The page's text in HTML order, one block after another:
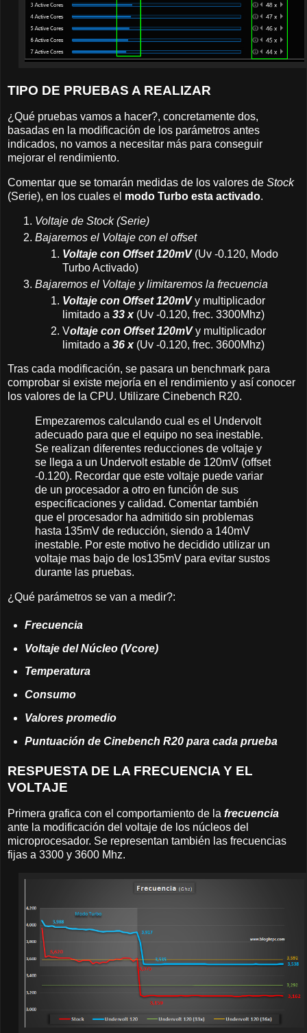
TIPO DE PRUEBAS A REALIZAR
¿Qué pruebas vamos a hacer?, concretamente dos,
basadas en la modificación de los parámetros antes
indicados, no vamos a necesitar más para conseguir
mejorar el rendimiento.
Comentar que se tomarán medidas de los valores de Stock
(Serie), en los cuales el modo Turbo esta activado.
Voltaje de Stock (Serie)
Bajaremos el Voltaje con el offset
Voltaje con Offset 120mV(Uv -0.120, Modo
Turbo Activado)
Bajaremos el Voltaje y limitaremos la frecuencia
Voltaje con Offset 120mVy multiplicador
limitado a 33 x(Uv -0.120, frec. 3300Mhz)
Voltaje con Offset 120mVy multiplicador
limitado a 36 x(Uv -0.120, frec. 3600Mhz)
Tras cada modificación, se pasara un benchmark para
comprobar si existe mejoría en el rendimiento y así conocer
los valores de la CPU. Utilizare Cinebench R20.
Empezaremos calculando cual es el Undervolt
adecuado para que el equipo no sea inestable.
Se realizan diferentes reducciones de voltaje y
se llega a un Undervolt estable de 120mV (offset
-0.120). Recordar que este voltaje puede variar
de un procesador a otro en función de sus
especificaciones y calidad. Comentar también
que el procesador ha admitido sin problemas
hasta 135mV de reducción, siendo a 140mV
inestable. Por este motivo he decidido utilizar un
voltaje mas bajo de los135mV para evitar sustos
durante las pruebas.
¿Qué parámetros se van a medir?:
Frecuencia
Voltaje del Núcleo (Vcore)
Temperatura
Consumo
Valores promedio
Puntuación de Cinebench R20 para cada prueba
RESPUESTA DE LA FRECUENCIA Y EL
VOLTAJE
Primera grafica con el comportamiento de la frecuencia
ante la modificación del voltaje de los núcleos del
microprocesador. Se representan también las frecuencias
fijas a 3300 y 3600 Mhz.